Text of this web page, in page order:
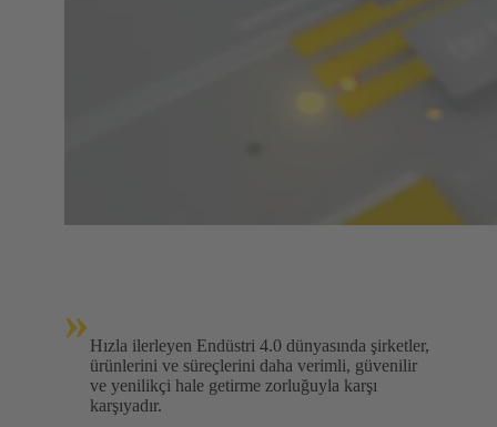
» Hızla ilerleyen Endüstri 4.0 dünyasında şirketler,
ürünlerini ve süreçlerini daha verimli, güvenilir
ve yenilikçi hale getirme zorluğuyla karşı
karşıyadır.